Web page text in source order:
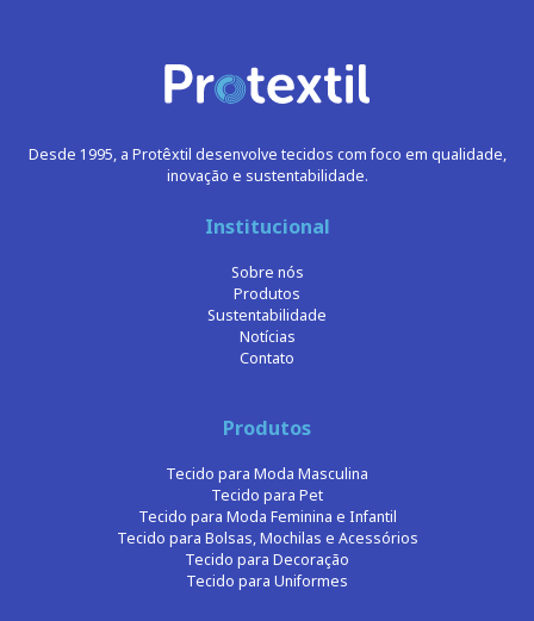
Desde 1995, a Protêxtil desenvolve tecidos com foco em qualidade,
inovação e sustentabilidade.
Institucional
Produtos
Sustentabilidade
Notícias
Contato
Produtos